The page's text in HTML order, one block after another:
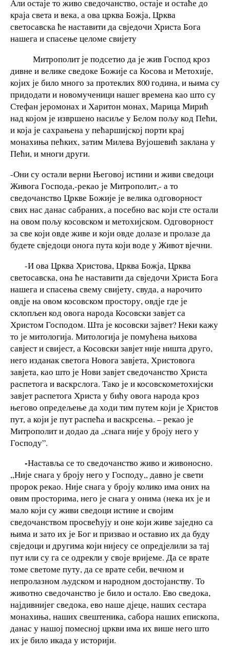
Али остаје то живо сведочанство, остаје и остаће до
краја света и века, а ова црква Божја, Црква
светосавска ће наставити да свједочи Христа Бога
нашега и спасење целоме свијету
Митрополит је подсетио да је жив Господ кроз
дивне и велике сведоке Божије са Косова и Метохије,
којих је било много за протеклих 800 година, и њима су
придодати и новомученици нашег времена као што су
Стефан јеромонах и Харитон монах, Марица Мирић
над којом је извршено насиље у Белом пољу код Пећи,
и која је сахрањена у пећаршијској порти крај
монахиња пећких, затим Милева Вујошевић заклана у
Пећи, и многи други.
-Они су остали верни Његовој истини и живи сведоци
Живога Господа,-рекао је Митрополит,- а то
сведочанство Цркве Божије је велика одговорност
свих нас данас сабраних, а посебно вас који сте остали
на овом пољу косовском и метохијском. Одговорност
за све који овде живе и који овде долазе и пролазе да
будете свједоци онога пута који воде у Живот вјечни.
-И ова Црква Христова, Црква Божја, Црква
светосавска, она ће наставити да свједочи Христа Бога
нашега и спасења свему свијету, свуда, а нарочито
овдје на овом косовском простору, овдје где је
склопљен код овога народа Косовски завјет са
Христом Господом. Шта је косовски зајвет? Неки кажу
то је митологија. Митологија је помућена њихова
савјест и свијест, а Косовски завјет није ништа друго,
него изданак светога Новога завјета, Христовога
завјета, као што је Нови завјет сведочанство Христа
распетога и васкрслога. Тако је и косовскометохијски
завјет распетога Христа у бићу овога народа кроз
његово опредељење да ходи тим путем који је Христов
пут, а који је пут распећа и васкрсења. – рекао је
Митрополит и додао да „снага није у броју него у
Господу”.
-Наставља се то сведочанство живо и живоносно.
,,Није снага у броју него у Господу,, давно је свети
пророк рекао. Није снага у броју колико има оних на
овим просторима, него је снага у онима (нека их је и
мало који су живи сведоци истине и својим
сведочанством просвећују и оне који живе заједно са
њима и зато их је Бог и призвао и оставио их да буду
свједоци и другима који нијесу се опредјелили за тај
пут или су га се одрекли у своје вријеме. Да се врате
томе светоме путу, да се врате себи, вечном и
непролазном људском и народном достојанству. То
животно сведочанство је било и остало. Ево сведока,
најдивнијег сведока, ево наше дјеце, наших сестара
монахиња, наших свештеника, сабора наших епископа,
данас у нашој помесној цркви има их више него што
их је било икада у историји.